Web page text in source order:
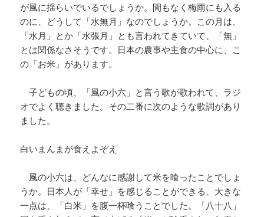
が風に揺らいでいるでしょうか。間もなく梅雨にも入る
のに、どうして「水無月」なのでしょうか。この月は、
「水月」とか「水張月」とも言われてきていて、「無」
とは関係なさそうです。日本の農事や主食の中心に、こ
の「お米」があります。
子どもの頃、「風の小六」と言う歌が歌われて、ラジ
オでよく聴きました。その二番に次のような歌詞があり
ました。
白いまんまが食えよぞえ
風の小六は、どんなに感謝して米を喰ったことでしょ
うか。日本人が「幸せ」を感じることができる、大きな
一点は、「白米」を腹一杯喰うことでした。「八十八」